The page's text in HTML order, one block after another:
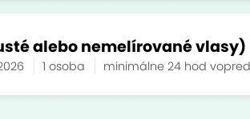
alebo nemelírované vlasy)
1 osoba minimálne 24 hod vopred